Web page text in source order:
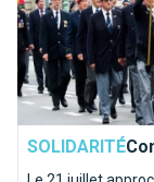
SOLIDARITÉ